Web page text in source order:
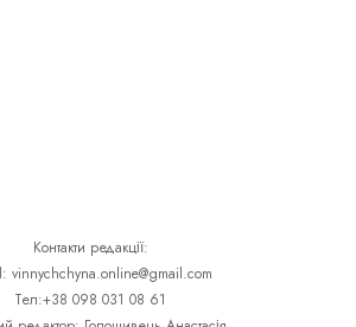
Контакти редакції:
vinnychchyna.online@gmail.com
Тел:+38 098 031 08 61